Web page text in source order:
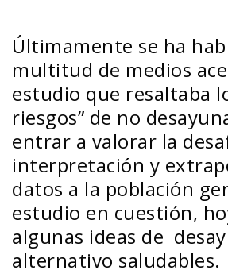
Últimamente se ha
multitud de medios
estudio que resaltaba
riesgos” de no
entrar a valorar la
interpretación y
datos a la población
estudio en cuestión,
algunas ideas de
alternativo saludables.